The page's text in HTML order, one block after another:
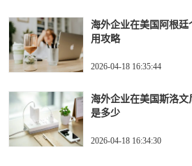
海外企业在美国阿根
用攻略
2026-04-18 16:35:44
海外企业在美国斯洛
是多少
2026-04-18 16:34:30